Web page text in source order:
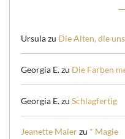
Ursulazu Die Alten, die
Georgia E.zu Die Farben
Georgia E.zu Schlagfertig
Jeanette Maierzu * Magie